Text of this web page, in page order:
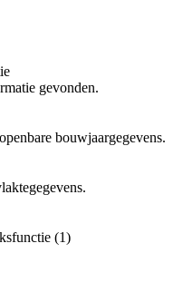
gevonden.
bouwjaargegevens.
(1)